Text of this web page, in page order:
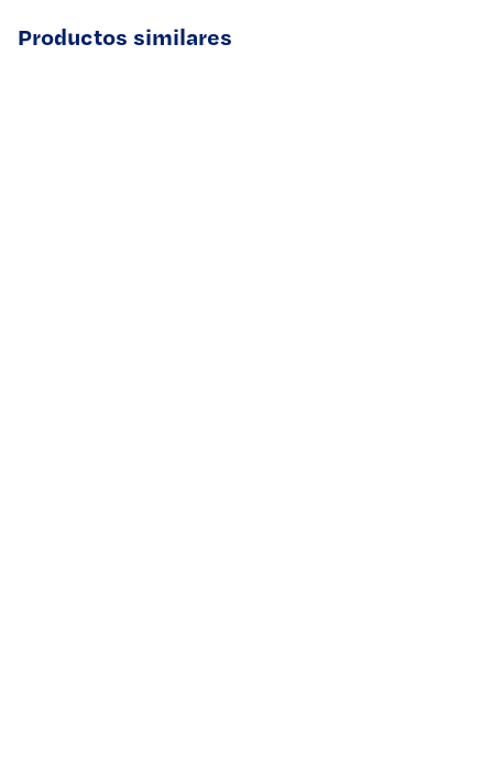
Productos similares